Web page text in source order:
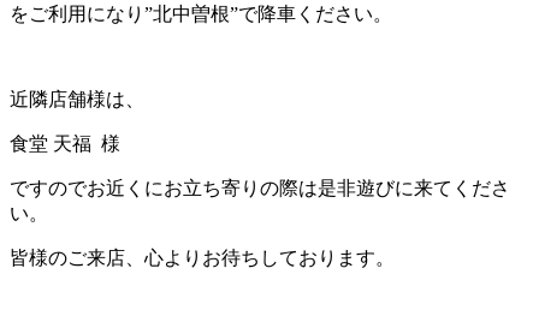
をご利用になり”北中曽根”で降車ください。
近隣店舗様は、
食堂 天福 様
ですのでお近くにお立ち寄りの際は是非遊びに来てくださ
い。
皆様のご来店、心よりお待ちしております。